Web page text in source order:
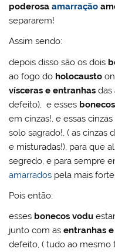
poderosaamarração
separarem!
Assim sendo:
depois disso são os dois
ao fogo do holocausto
vísceras e entranhas das
defeito), e esses
em cinzas!, e essas
solo sagrado!, ( as cinzas
e misturadas!), para que
segredo, e para sempre
amarrados pela mais
Pois então:
esses bonecos vodu
junto com asentranhas
defeito, ( tudo ao